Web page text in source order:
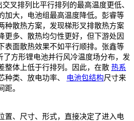
叉排列比平行排列的最高温度更低、
加大，电池组最高温度降低。彭睿等
种散热方案，发现梯形叉排散热方案
更多、散热均匀性更好，但下游处因
表面散热效果不如平行顺排。张鑫等
了方形锂电池并行风冷温度场分布，发
整体上低于行排列。因此，在散 热系
种类、放电功率、 电池包结构尺寸来
距。
置、尺寸、形式，直接决定了进入电